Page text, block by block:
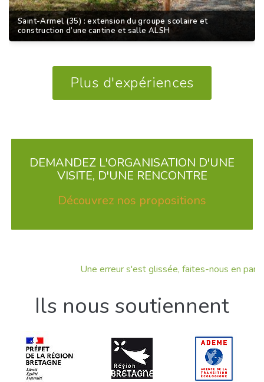
Saint-Armel (35) : extension du groupe scolaire et
construction d’une cantine et salle ALSH
Plus d'expériences
DEMANDEZ L'ORGANISATION D'UNE
VISITE, D'UNE RENCONTRE
Découvrez nos propositions
Une erreur s'est glissée, faites-nous en part !
Ils nous soutiennent